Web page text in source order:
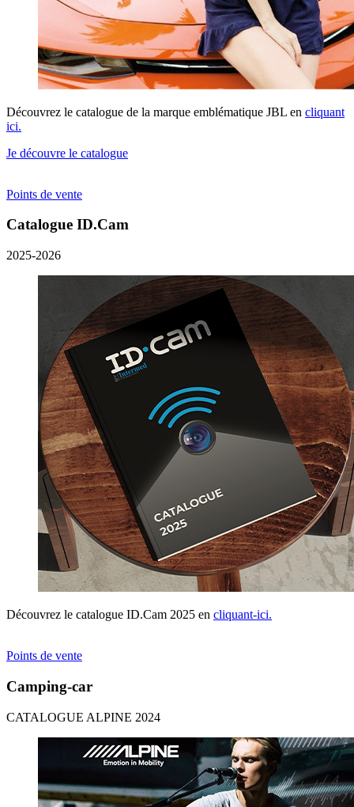
Découvrez le catalogue de la marque emblématique JBL en cliquant
ici.
Je découvre le catalogue
Points de vente
Catalogue ID.Cam
2025-2026
Découvrez le catalogue ID.Cam 2025 en cliquant-ici.
Points de vente
Camping-car
CATALOGUE ALPINE 2024